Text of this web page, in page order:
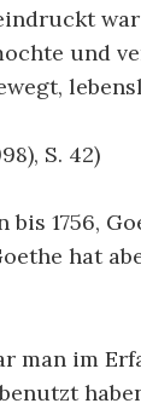
und
S. 42)
1756,
hat
im